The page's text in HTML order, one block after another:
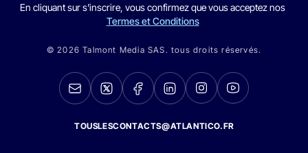
En cliquant sur s'inscrire, vous confirmez que vous acceptez nos
Termes et Conditions
© 2026 Talmont Media SAS. tous droits réservés.
TOUSLESCONTACTS@ATLANTICO.FR